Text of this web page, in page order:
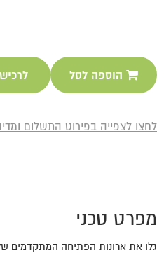
הוספה לסל
לחצו לצפייה בפירוט התשלום
מפרט טכני
גלו את ארונות הפתיחה המתקדמים